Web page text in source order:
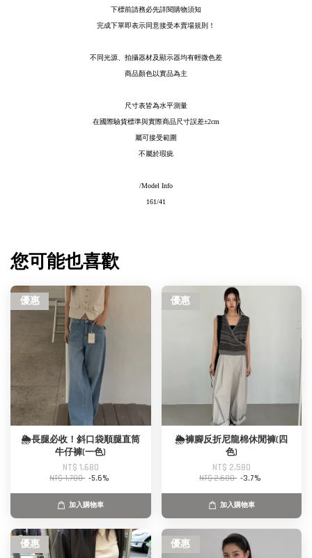
下標前請務必先詳閱購物須知
完成下單即表示同意接受本賣場規則！
不同光源、拍攝器材及顯示器均有輕微色差
商品顏色以實品為主
尺寸表皆為水平測量
在國際驗貨標準與實際商品尺寸誤差±2cm
屬可接受範圍
不屬於瑕疵
/Model Info
161/41
您可能也喜歡
優惠
🌦️長腿必收！斜口袋順腿直筒
牛仔褲(一色)
NT$ 1,680
NT$ 1,780 -5.6%
加入購物車
優惠
🌦️褲腳反折尼龍棉休閒褲(四
色)
NT$ 2,580
NT$ 2,680 -3.7%
加入購物車
優惠 優惠